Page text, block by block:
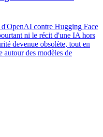
contre Hugging Face
ni le récit d'une IA hors
devenue obsolète, tout en
autour des modèles de